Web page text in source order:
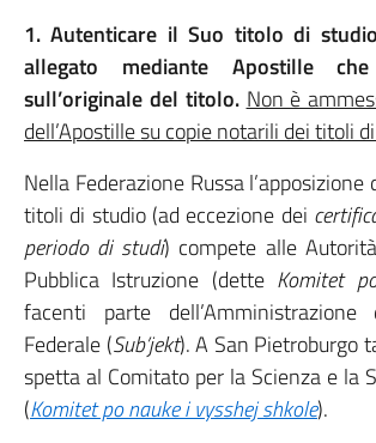
1. Autenticare il Suo titolo di
allegato mediante Apostille
sull’originale del titolo. Non è
dell’Apostille su copie notarili dei titoli
Nella Federazione Russa l’apposizione
titoli di studio (ad eccezione dei
periodo di studi) compete alle
Pubblica Istruzione (dette Komitet
facenti parte
Federale (Sub’jekt). A San Pietroburgo
spetta al Comitato per la Scienza e la
(Komitet po nauke i vysshej shkole).